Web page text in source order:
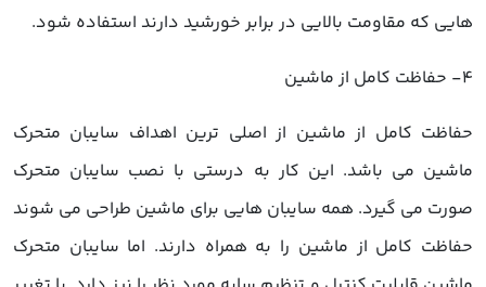
هایی که مقاومت بالایی در برابر خورشید دارند استفاده شود.
4- حفاظت کامل از ماشین
حفاظت کامل از ماشین از اصلی ترین اهداف سایبان متحرک
ماشین می باشد. این کار به درستی با نصب سایبان متحرک
صورت می گیرد. همه سایبان هایی برای ماشین طراحی می شوند
حفاظت کامل از ماشین را به همراه دارند. اما سایبان متحرک